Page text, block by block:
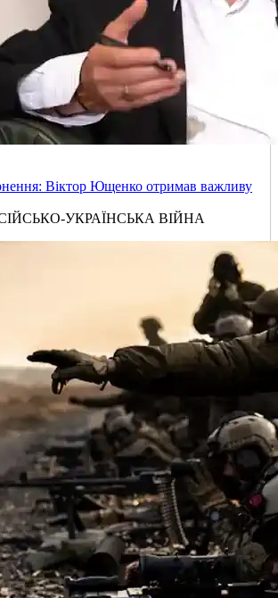
Віктор Ющенко отримав важливу
УКРАЇНСЬКА ВІЙНА